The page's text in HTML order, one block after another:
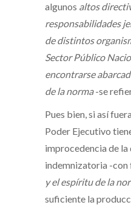
algunos altos
responsabilidades
de distintos
Sector Público
encontrarse
de la norma-se
Pues bien, si así
Poder Ejecutivo
improcedencia de
indemnizatoria -con
y el espíritu de la
suficiente la